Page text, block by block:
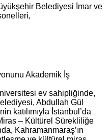
Akademik İş
ev sahipliğinde,
Abdullah Gül
katılımıyla İstanbul’da
– Kültürel Sürekliliğe
Kahramanmaraş’ın